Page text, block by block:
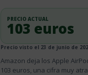
PRECIO ACTUAL
103 euros
Precio visto el 23 de junio de
Amazon deja los Apple
103 euros, una cifra muy